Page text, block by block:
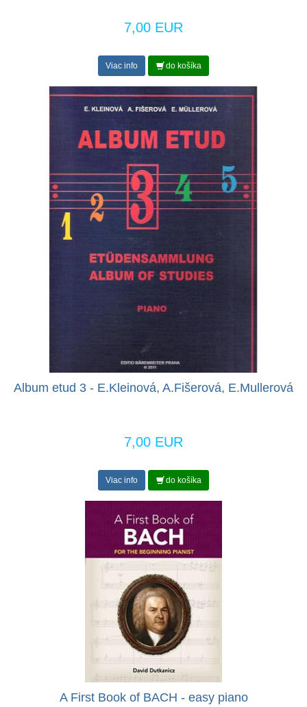
7,00 EUR
Viac info do košíka
Album etud 3 - E.Kleinová, A.Fišerová, E.Mullerová
7,00 EUR
Viac info do košíka
A First Book of BACH - easy piano